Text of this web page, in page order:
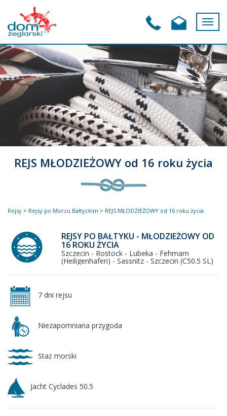
70
500
REJS MŁODZIEŻOWY od 16 roku życia
Rejsy > Rejsy po Morzu Bałtyckim > REJS MŁODZIEŻOWY od 16 roku życia
REJSY PO BAŁTYKU - MŁODZIEŻOWY OD
16 ROKU ŻYCIA
Szczecin - Rostock - Lubeka - Fehmarn
(Heiligenhafen) - Sassnitz - Szczecin (C50.5 SL)
7 dni rejsu
Niezapomniana przygoda
Staż morski
Jacht Cyclades 50.5